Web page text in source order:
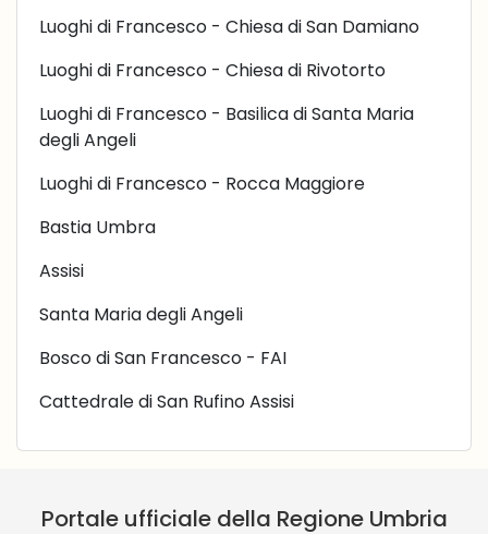
Luoghi di Francesco - Chiesa di San Damiano
Luoghi di Francesco - Chiesa di Rivotorto
Luoghi di Francesco - Basilica di Santa Maria
degli Angeli
Luoghi di Francesco - Rocca Maggiore
Bastia Umbra
Assisi
Santa Maria degli Angeli
Bosco di San Francesco - FAI
Cattedrale di San Rufino Assisi
Portale ufficiale della Regione Umbria